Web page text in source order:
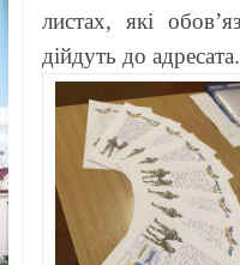
листах, які
дійдуть до адресата.